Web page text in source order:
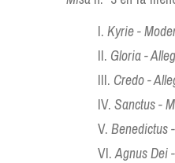
I. Kyrie -
II. Gloria -
III. Credo -
IV. Sanctus -
V. Benedictus
VI.Agnus Dei